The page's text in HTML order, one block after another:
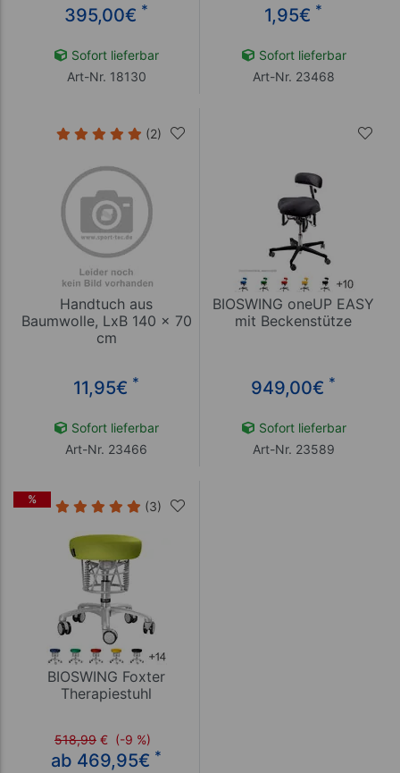
395,00€ *
Sofort lieferbar
Art-Nr. 18130
1,95€ *
Sofort lieferbar
Art-Nr. 23468
(2)
Handtuch aus
Baumwolle, LxB 140 x 70
cm
11,95€ *
Sofort lieferbar
Art-Nr. 23466
BIOSWING oneUP EASY
mit Beckenstütze
949,00€ *
Sofort lieferbar
Art-Nr. 23589
% (3)
BIOSWING Foxter
Therapiestuhl
518,99 € (-9 %)
ab 469,95€ *